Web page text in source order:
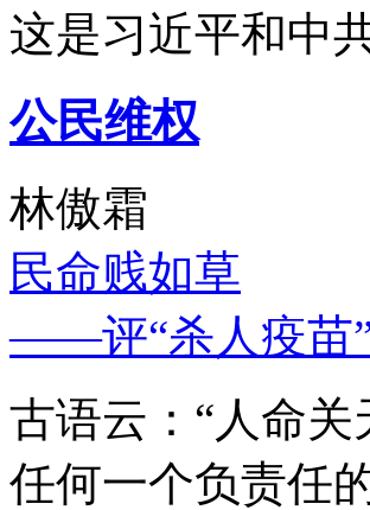
这是习近平和中
公民维权
林傲霜
民命贱如草
——评“杀人疫苗
古语云：“人命
任何一个负责任